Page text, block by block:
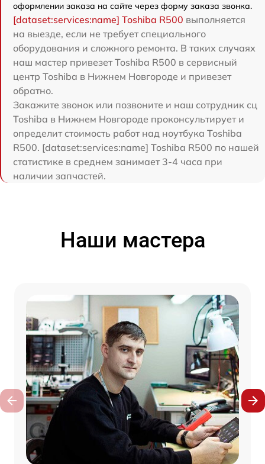
оформлении заказа на сайте через форму заказа звонка.
[dataset:services:name] Toshiba R500 выполняется
на выезде, если не требует специального
оборудования и сложного ремонта. В таких случаях
наш мастер привезет Toshiba R500 в сервисный
центр Toshiba в Нижнем Новгороде и привезет
обратно.
Закажите звонок или позвоните и наш сотрудник сц
Toshiba в Нижнем Новгороде проконсультирует и
определит стоимость работ над ноутбука Toshiba
R500. [dataset:services:name] Toshiba R500 по нашей
статистике в среднем занимает 3-4 часа при
наличии запчастей.
Наши мастера